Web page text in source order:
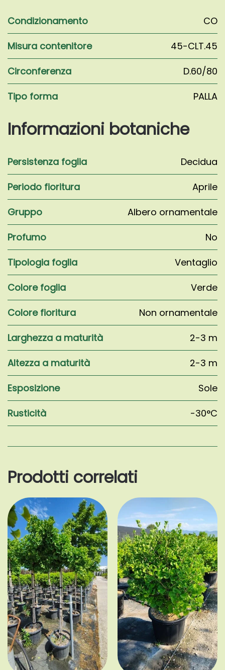
Condizionamento
CO
Misura contenitore
45-CLT.45
Circonferenza
D.60/80
Tipo forma
PALLA
Informazioni botaniche
Persistenza foglia
Decidua
Periodo fioritura
Aprile
Gruppo
Albero ornamentale
Profumo
No
Tipologia foglia
Ventaglio
Colore foglia
Verde
Colore fioritura
Non ornamentale
Larghezza a maturità
2-3 m
Altezza a maturità
2-3 m
Esposizione
Sole
Rusticità
-30°C
Prodotti correlati